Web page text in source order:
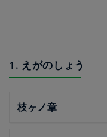
1. えがのしょう
枝ヶノ章